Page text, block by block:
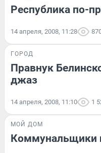
Республика по-
14 апреля, 2008, 11:28
ГОРОД
Правнук
джаз
14 апреля, 2008, 11:10 1
МОЙ ДОМ
Коммунальщики